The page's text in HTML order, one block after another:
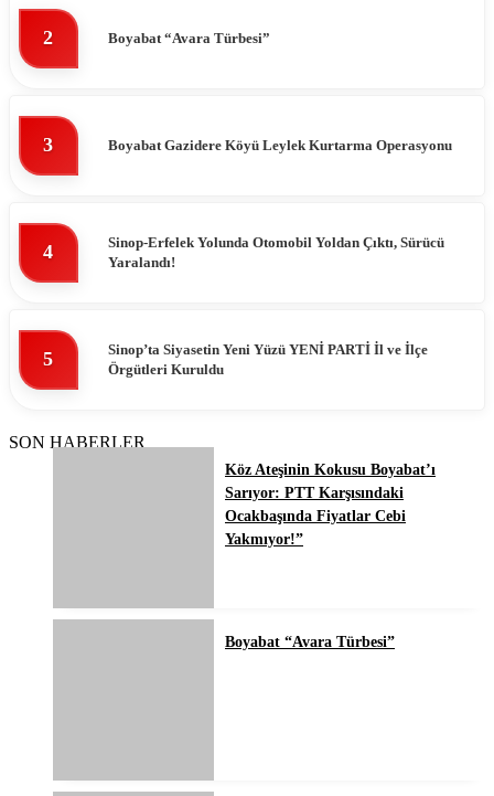
2 Boyabat “Avara Türbesi”
3 Boyabat Gazidere Köyü Leylek Kurtarma Operasyonu
4
Sinop-Erfelek Yolunda Otomobil Yoldan Çıktı, Sürücü
Yaralandı!
5
Sinop’ta Siyasetin Yeni Yüzü YENİ PARTİ İl ve İlçe
Örgütleri Kuruldu
SON HABERLER
Köz Ateşinin Kokusu Boyabat’ı
Sarıyor: PTT Karşısındaki
Ocakbaşında Fiyatlar Cebi
Yakmıyor!”
Boyabat “Avara Türbesi”